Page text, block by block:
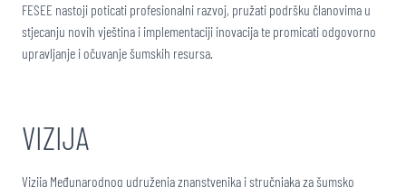
FESEE nastoji poticati profesionalni razvoj, pružati podršku članovima u
stjecanju novih vještina i implementaciji inovacija te promicati odgovorno
upravljanje i očuvanje šumskih resursa.
VIZIJA
Vizija Međunarodnog udruženja znanstvenika i stručnjaka za šumsko